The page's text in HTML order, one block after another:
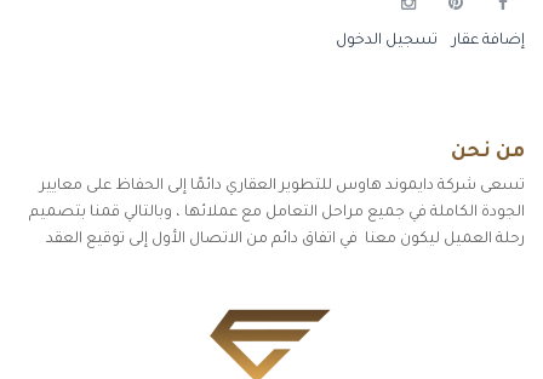
إضافة عقار تسجيل الدخول
من نحن
تسعى شركة دايموند هاوس للتطوير العقاري دائمًا إلى الحفاظ على معايير
الجودة الكاملة في جميع مراحل التعامل مع عملائها ، وبالتالي قمنا بتصميم
رحلة العميل ليكون معنا في اتفاق دائم من الاتصال الأول إلى توقيع العقد